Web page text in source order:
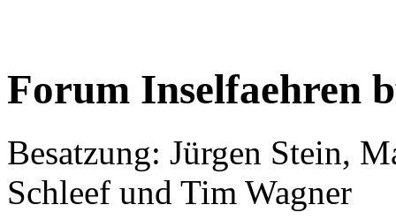
Forum Inselfaehren
Besatzung: Jürgen Stein,
Schleef und Tim Wagner